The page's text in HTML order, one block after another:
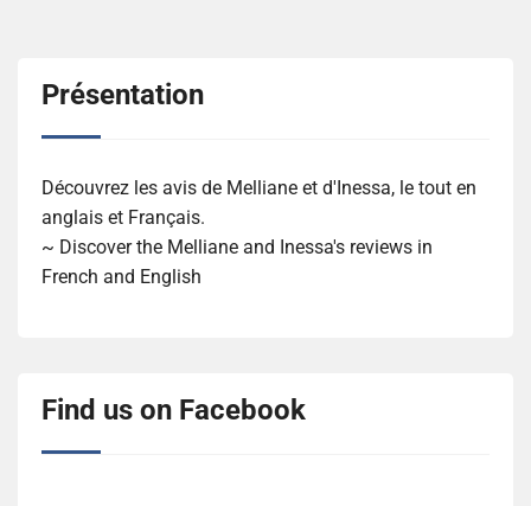
Présentation
Découvrez les avis de Melliane et d'Inessa, le tout en
anglais et Français.
~ Discover the Melliane and Inessa's reviews in
French and English
Find us on Facebook